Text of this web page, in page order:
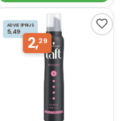
ADVIESPRIJS
5,49
2,29